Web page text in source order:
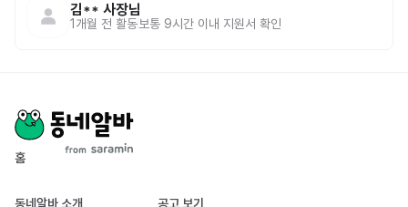
김** 사장님
1개월 전 활동보통 9시간 이내 지원서 확인
홈
동네알바 소개 공고 보기